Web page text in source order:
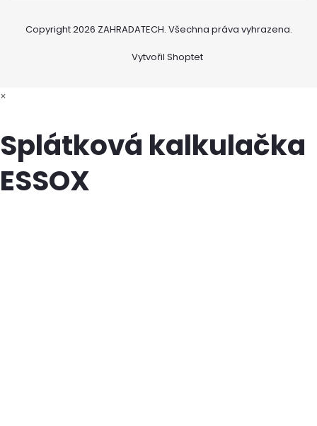
Vytvořil Shoptet
Copyright 2026 ZAHRADATECH. Všechna práva vyhrazena.
×
Splátková kalkulačka
ESSOX